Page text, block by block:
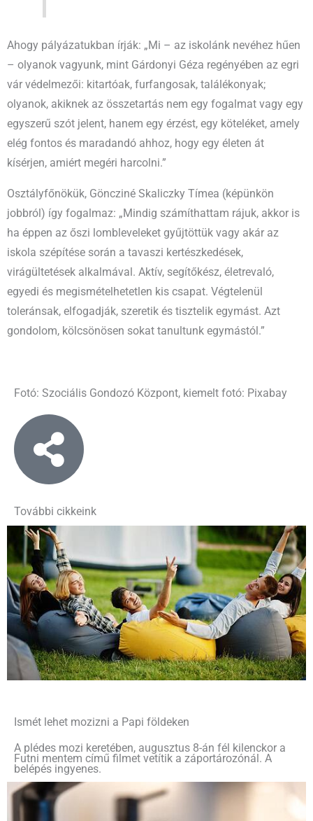
Ahogy pályázatukban írják: „Mi – az iskolánk nevéhez hűen
– olyanok vagyunk, mint Gárdonyi Géza regényében az egri
vár védelmezői: kitartóak, furfangosak, találékonyak;
olyanok, akiknek az összetartás nem egy fogalmat vagy egy
egyszerű szót jelent, hanem egy érzést, egy köteléket, amely
elég fontos és maradandó ahhoz, hogy egy életen át
kísérjen, amiért megéri harcolni.”
Osztályfőnökük, Göncziné Skaliczky Tímea (képünkön
jobbról) így fogalmaz: „Mindig számíthattam rájuk, akkor is
ha éppen az őszi lombleveleket gyűjtöttük vagy akár az
iskola szépítése során a tavaszi kertészkedések,
virágültetések alkalmával. Aktív, segítőkész, életrevaló,
egyedi és megismételhetetlen kis csapat. Végtelenül
toleránsak, elfogadják, szeretik és tisztelik egymást. Azt
gondolom, kölcsönösen sokat tanultunk egymástól.”
Fotó: Szociális Gondozó Központ, kiemelt fotó: Pixabay
További cikkeink
Ismét lehet mozizni a Papi földeken
A plédes mozi keretében, augusztus 8-án fél kilenckor a
Futni mentem című filmet vetítik a záportározónál. A
belépés ingyenes.